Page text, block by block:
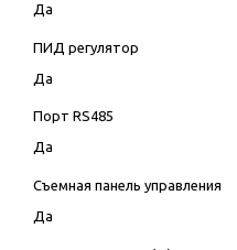
Да
ПИД регулятор
Да
Порт RS485
Да
Съемная панель управления
Да